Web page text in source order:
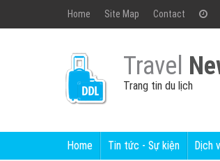
Home Site Map Contact
Travel
Trang tin du lịch
Home Tin tức - Sự kiện Dịch